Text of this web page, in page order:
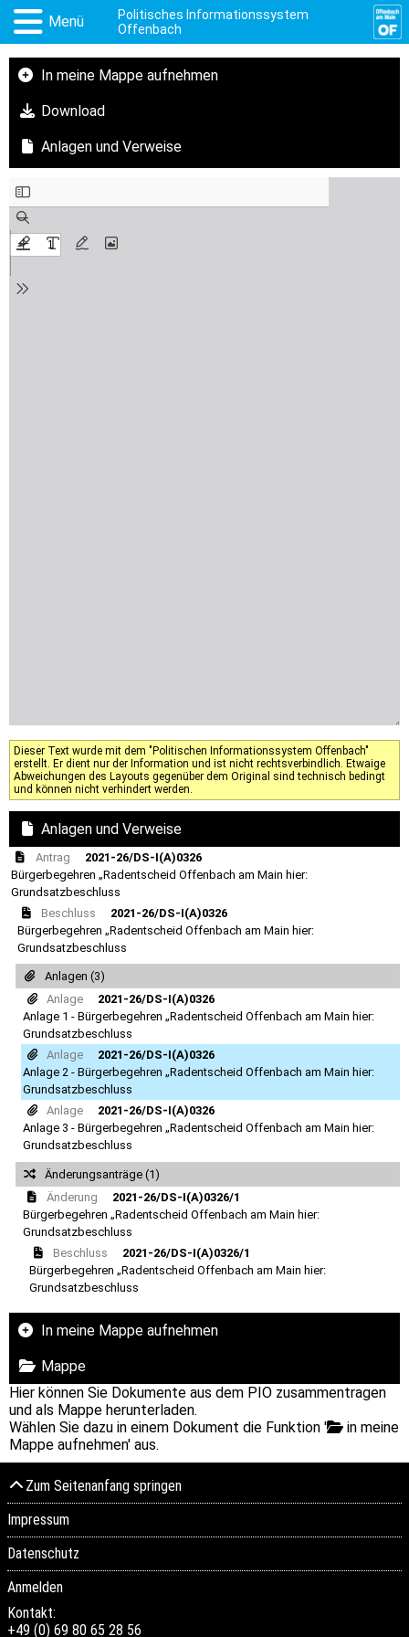
Menü
Politisches Informationssystem
Offenbach
In meine Mappe aufnehmen
Download
Anlagen und Verweise
Dieser Text wurde mit dem "Politischen Informationssystem Offenbach"
erstellt. Er dient nur der Information und ist nicht rechtsverbindlich. Etwaige
Abweichungen des Layouts gegenüber dem Original sind technisch bedingt
und können nicht verhindert werden.
Anlagen und Verweise
Antrag
2021-26/DS-I(A)0326
Bürgerbegehren „Radentscheid Offenbach am Main hier:
Grundsatzbeschluss
Beschluss
2021-26/DS-I(A)0326
Bürgerbegehren „Radentscheid Offenbach am Main hier:
Grundsatzbeschluss
Anlagen (3)
Anlage
2021-26/DS-I(A)0326
Anlage 1 - Bürgerbegehren „Radentscheid Offenbach am Main hier:
Grundsatzbeschluss
Anlage
2021-26/DS-I(A)0326
Anlage 2 - Bürgerbegehren „Radentscheid Offenbach am Main hier:
Grundsatzbeschluss
Anlage
2021-26/DS-I(A)0326
Anlage 3 - Bürgerbegehren „Radentscheid Offenbach am Main hier:
Grundsatzbeschluss
Änderungsanträge (1)
Änderung
2021-26/DS-I(A)0326/1
Bürgerbegehren „Radentscheid Offenbach am Main hier:
Grundsatzbeschluss
Beschluss
2021-26/DS-I(A)0326/1
Bürgerbegehren „Radentscheid Offenbach am Main hier:
Grundsatzbeschluss
In meine Mappe aufnehmen
Mappe
Hier können Sie Dokumente aus dem PIO zusammentragen
und als Mappe herunterladen.
Wählen Sie dazu in einem Dokument die Funktion '
in meine
Mappe aufnehmen' aus.
Zum Seitenanfang springen
Impressum
Datenschutz
Anmelden
Kontakt:
+49 (0) 69 80 65 28 56